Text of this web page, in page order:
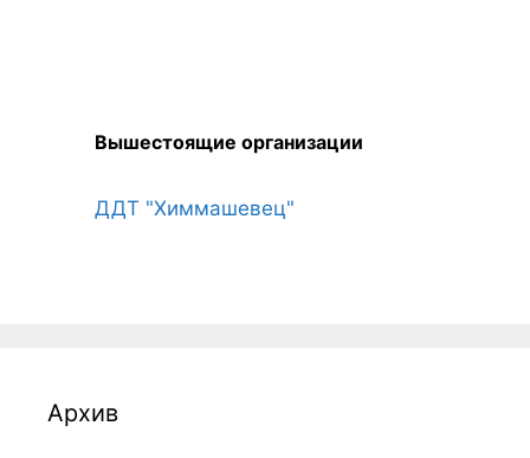
Вышестоящие организации
ДДТ "Химмашевец"
Архив